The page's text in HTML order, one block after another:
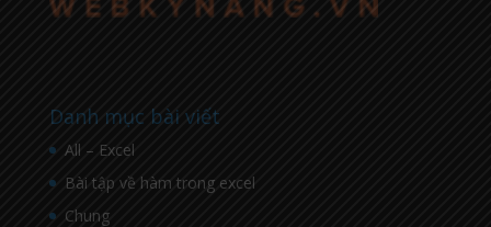
Danh mục bài viết
All – Excel
Bài tập về hàm trong excel
Chung